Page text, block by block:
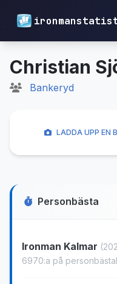
Christian
Bankeryd
Personbästa
Ironman Kalmar
6970:a på
LADDA UPP EN